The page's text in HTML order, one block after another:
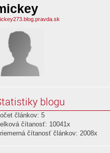
blogu
článkov: 5
čítanosť: 10041x
čítanosť článkov: 2008x